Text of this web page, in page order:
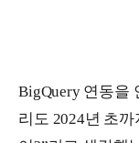
BigQuery 연동을
리도 2024년 초